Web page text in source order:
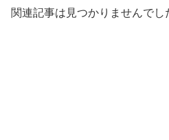
関連記事は見つかりませんでし